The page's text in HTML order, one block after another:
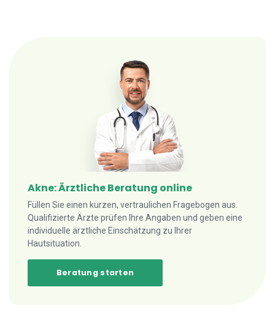
Akne: Ärztliche Beratung online
Füllen Sie einen kurzen, vertraulichen Fragebogen aus.
Qualifizierte Ärzte prüfen Ihre Angaben und geben eine
individuelle ärztliche Einschätzung zu Ihrer
Hautsituation.
Beratung starten